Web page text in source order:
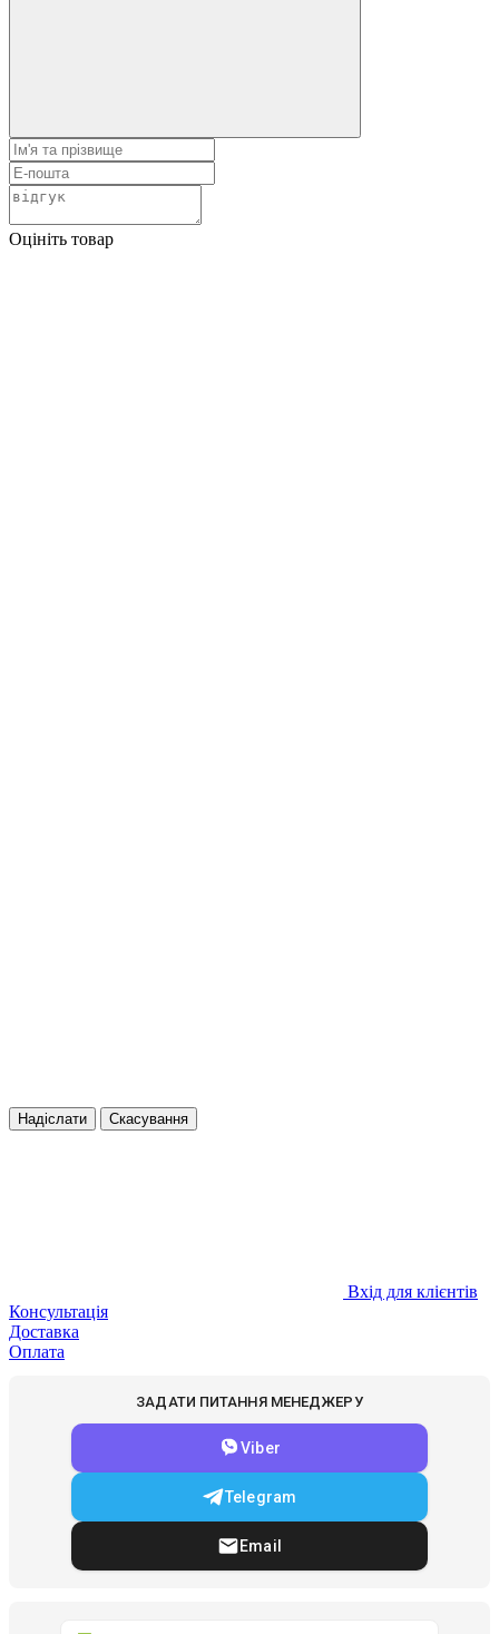
Оцініть товар
Надіслати Скасування
Вхід для клієнтів
Консультація
Доставка
Оплата
ЗАДАТИ ПИТАННЯ МЕНЕДЖЕРУ
Viber
Telegram
Email